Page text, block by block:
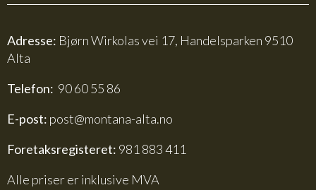
Adresse: Bjørn Wirkolas vei 17, Handelsparken 9510
Alta
Telefon: 90 60 55 86
E-post: post@montana-alta.no
Foretaksregisteret: 981 883 411
Alle priser er inklusive MVA